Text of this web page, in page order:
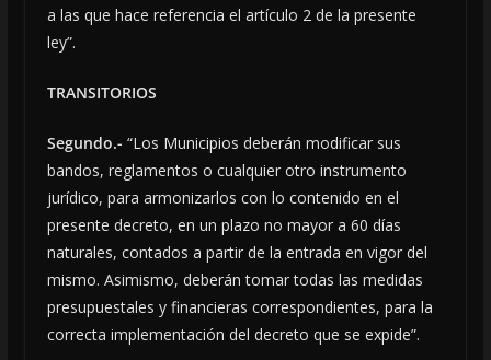
a las que hace referencia el artículo 2 de la presente
ley”.
TRANSITORIOS
Segundo.- “Los Municipios deberán modificar sus
bandos, reglamentos o cualquier otro instrumento
jurídico, para armonizarlos con lo contenido en el
presente decreto, en un plazo no mayor a 60 días
naturales, contados a partir de la entrada en vigor del
mismo. Asimismo, deberán tomar todas las medidas
presupuestales y financieras correspondientes, para la
correcta implementación del decreto que se expide”.